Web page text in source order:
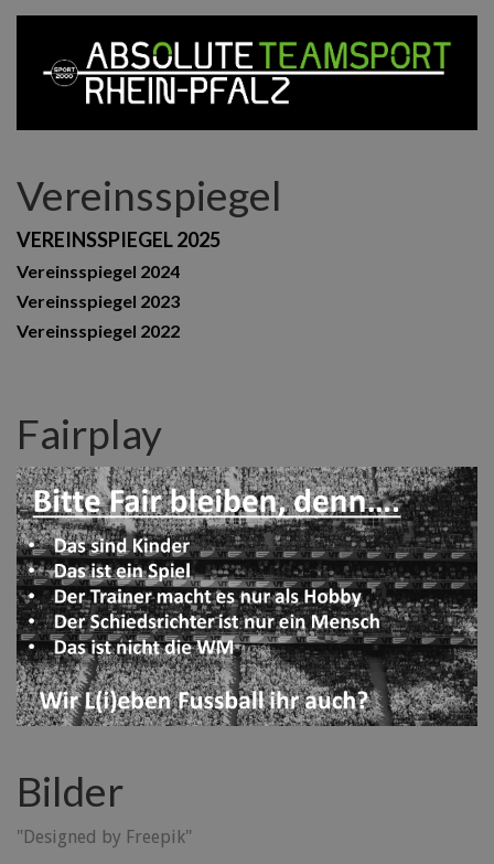
Vereinsspiegel
VEREINSSPIEGEL 2025
Vereinsspiegel 2024
Vereinsspiegel 2023
Vereinsspiegel 2022
Fairplay
Bilder
"Designed by Freepik"